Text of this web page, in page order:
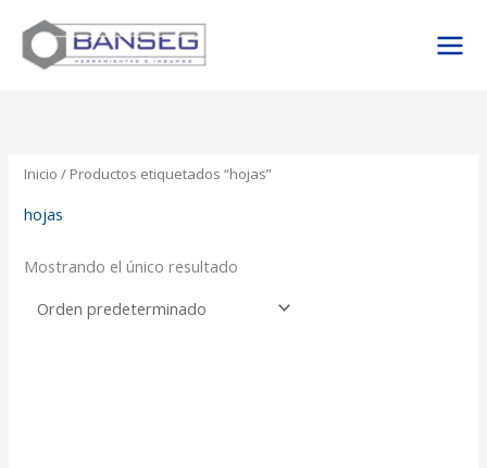
contenido
Inicio / Productos etiquetados “hojas”
hojas
Mostrando el único resultado